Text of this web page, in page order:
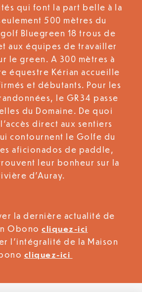
qui font la part belle à la
500 mètres du
Bluegreen 18 trous de
aux équipes de travailler
le green. A 300 mètres à
équestre Kérian accueille
et débutants. Pour les
le GR34 passe
du Domaine. De quoi
direct aux sentiers
contournent le Golfe du
aficionados de paddle,
leur bonheur sur la
d’Auray.
la dernière actualité de
Obono cliquez-ici
l’intégralité de la Maison
cliquez-ici